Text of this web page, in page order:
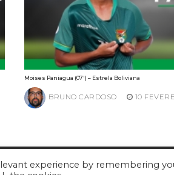
Moises Paniagua (07′) – Estrela Boliviana
BRUNO CARDOSO 10
experience by remembering